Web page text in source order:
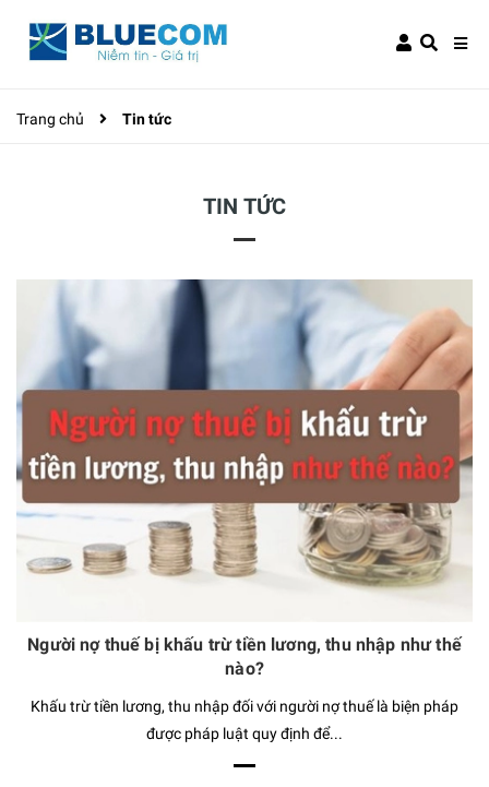
Trang chủ Tin tức
TIN TỨC
Người nợ thuế bị khấu trừ tiền lương, thu nhập như thế
nào?
Khấu trừ tiền lương, thu nhập đối với người nợ thuế là biện pháp
được pháp luật quy định để...